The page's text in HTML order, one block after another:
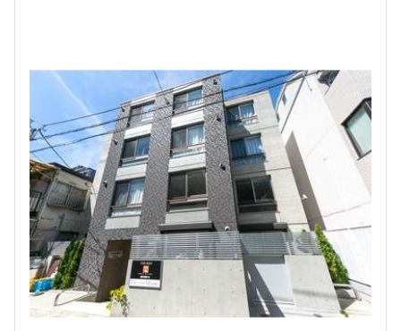
申込無し物件のみ表示
ペット可・相談
楽器可・相談
入居可能日
より詳細な絞り込み
建物施設やお部屋の設備、方位、階数などの絞り込みが